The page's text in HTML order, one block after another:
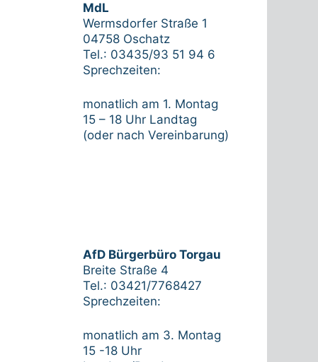
MdL
Wermsdorfer Straße 1
04758 Oschatz
Tel.: 03435/93 51 94 6
Sprechzeiten:
monatlich am 1. Montag
15 – 18 Uhr Landtag
(oder nach Vereinbarung)
AfD Bürgerbüro Torgau
Breite Straße 4
Tel.: 03421/7768427
Sprechzeiten:
monatlich am 3. Montag
15 -18 Uhr